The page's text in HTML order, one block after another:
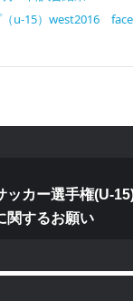
（u-15）west2016
ッカー選手権(U-
関するお願い